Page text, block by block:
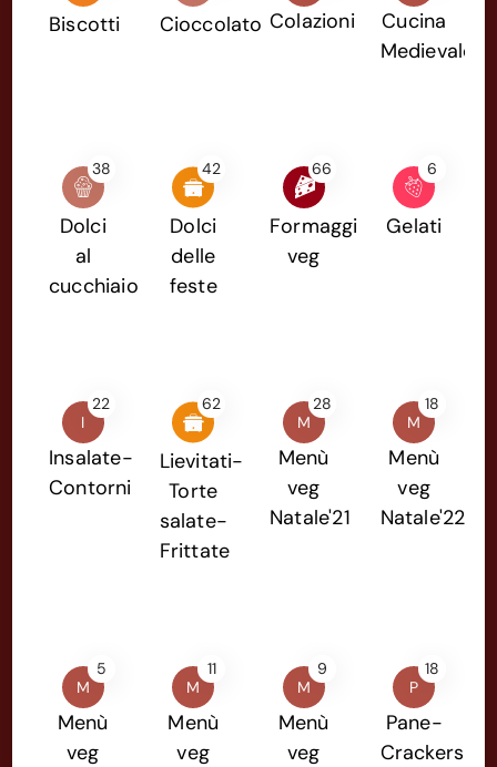
Biscotti Cioccolato Colazioni
Cucina
Medievale
38
Dolci
al
cucchiaio
42
Dolci
delle
feste
66
Formaggi
veg
6
Gelati
I
22
Insalate-
Contorni
62
Lievitati-
Torte
salate-
Frittate
M
28
Menù
veg
Natale'21
M
18
Menù
veg
Natale'22
M
5
Menù
veg
M
11
Menù
veg
M
9
Menù
veg
P
18
Pane-
Crackers